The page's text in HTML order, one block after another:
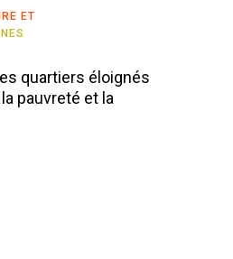
ET
quartiers éloignés
pauvreté et la